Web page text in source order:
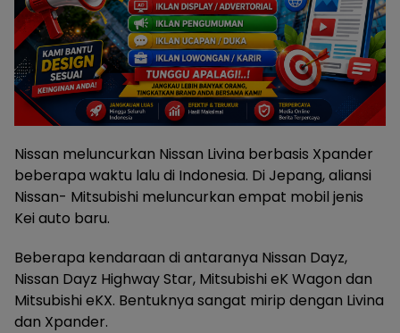
Nissan meluncurkan Nissan Livina berbasis Xpander
beberapa waktu lalu di Indonesia. Di Jepang, aliansi
Nissan- Mitsubishi meluncurkan empat mobil jenis
Kei auto baru.
Beberapa kendaraan di antaranya Nissan Dayz,
Nissan Dayz Highway Star, Mitsubishi eK Wagon dan
Mitsubishi eKX. Bentuknya sangat mirip dengan Livina
dan Xpander.